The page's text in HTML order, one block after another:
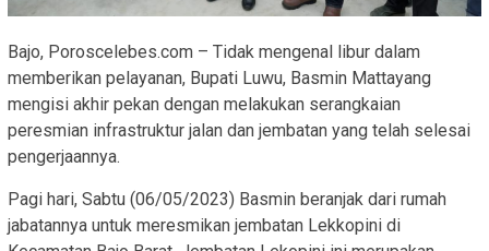
Bajo, Poroscelebes.com – Tidak mengenal libur dalam
memberikan pelayanan, Bupati Luwu, Basmin Mattayang
mengisi akhir pekan dengan melakukan serangkaian
peresmian infrastruktur jalan dan jembatan yang telah selesai
pengerjaannya.
Pagi hari, Sabtu (06/05/2023) Basmin beranjak dari rumah
jabatannya untuk meresmikan jembatan Lekkopini di